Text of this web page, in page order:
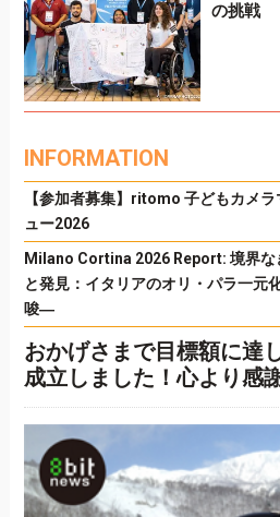
の挑戦
INFORMATION
【参加者募集】ritomo 子どもカメ
ュー2026
Milano Cortina 2026 Report: 境界な
と発見：イタリアのオリ・パラ一元
唆―
おかげさまで目標額に達
成立しました！心より感